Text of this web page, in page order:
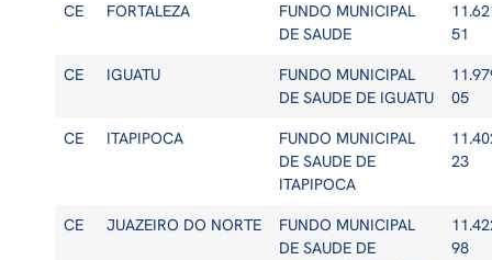
CE FORTALEZA
FUNDO MUNICIPAL
DE SAUDE
51
CE IGUATU
FUNDO MUNICIPAL
DE SAUDE DE IGUATU
05
CE ITAPIPOCA
FUNDO MUNICIPAL
DE SAUDE DE
ITAPIPOCA
23
CE JUAZEIRO DO NORTE
FUNDO MUNICIPAL
DE SAUDE DE
98